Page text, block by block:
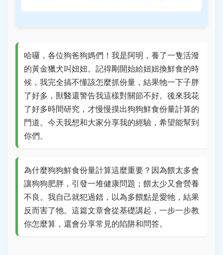
哈囉，各位狗爸狗媽們！我是阿明，養了一隻活潑
的黃金獵犬叫妞妞。記得剛開始給妞妞換鮮食的時
候，我完全搞不懂該怎麼抓份量，結果牠一下子胖
了好多，獸醫還警告我這樣對關節不好。後來我花
了好多時間研究，才慢慢摸出狗狗鮮食份量計算的
門道。今天我想和大家分享我的經驗，希望能幫到
你們。
為什麼狗狗鮮食份量計算這麼重要？因為餵太多會
讓狗狗肥胖，引發一堆健康問題；餵太少又會營養
不良。我自己就犯過錯，以為多餵點是愛牠，結果
反而害了牠。這篇文章會從基礎講起，一步一步教
你怎麼算，還會分享常見的陷阱和問答。